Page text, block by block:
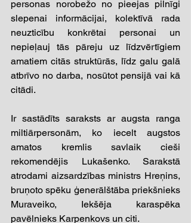
personas norobežo no pieejas pilnīgi
slepenai informācijai, kolektīvā rada
neuzticību konkrētai personai un
nepieļauj tās pāreju uz līdzvērtīgiem
amatiem citās struktūrās, līdz galu galā
atbrīvo no darba, nosūtot pensijā vai kā
citādi.
Ir sastādīts saraksts ar augsta ranga
miltiārpersonām, ko iecelt augstos
amatos kremlis savlaik cieši
rekomendējis Lukašenko. Sarakstā
atrodami aizsardzības ministrs Hreņins,
bruņoto spēku ģenerālštāba priekšnieks
Muraveiko, Iekšēja karaspēka
pavēlnieks Karpenkovs un citi.